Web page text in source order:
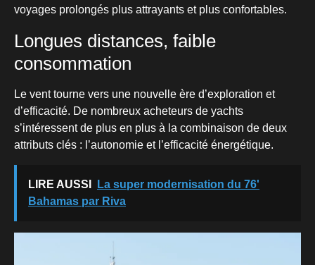
voyages prolongés plus attrayants et plus confortables.
Longues distances, faible
consommation
Le vent tourne vers une nouvelle ère d’exploration et
d’efficacité. De nombreux acheteurs de yachts
s’intéressent de plus en plus à la combinaison de deux
attributs clés : l’autonomie et l’efficacité énergétique.
LIRE AUSSI
La super modernisation du 76'
Bahamas par Riva